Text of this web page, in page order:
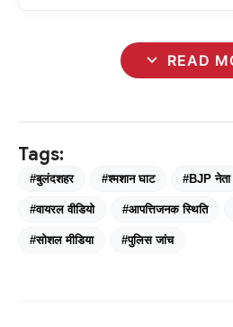
expand_more READ
Tags:
#बुलंदशहर #श्मशान घाट #BJP नेता
#वायरल वीडियो #आपत्तिजनक स्थिति
#सोशल मीडिया #पुलिस जांच